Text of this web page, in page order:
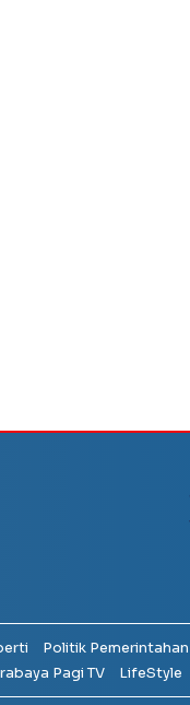
Politik Pemerintahan
Pagi TV
LifeStyle